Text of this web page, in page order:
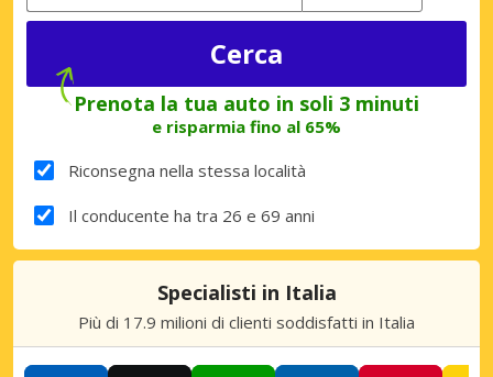
Prenota la tua auto in soli 3 minuti
e risparmia fino al 65%
Riconsegna nella stessa località
Il conducente ha tra 26 e 69 anni
Specialisti in Italia
Più di 17.9 milioni di clienti soddisfatti in Italia